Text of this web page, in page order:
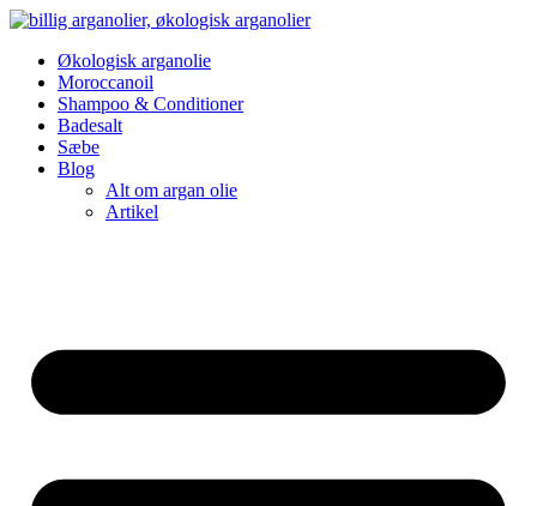
Videre
indholdØkologisk arganolie
Moroccanoil
Shampoo & Conditioner
Badesalt
Sæbe
Blog
Alt om argan olie
Artikel